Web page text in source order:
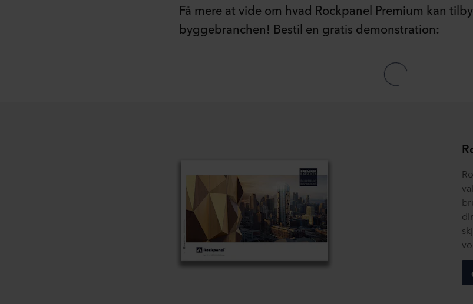
Få mere at vide om hvad Rockpanel Premium kan
byggebranchen! Bestil en gratis demonstration: